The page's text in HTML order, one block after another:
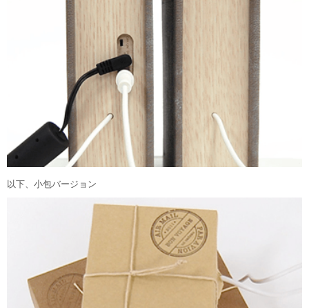
以下、小包バージョン